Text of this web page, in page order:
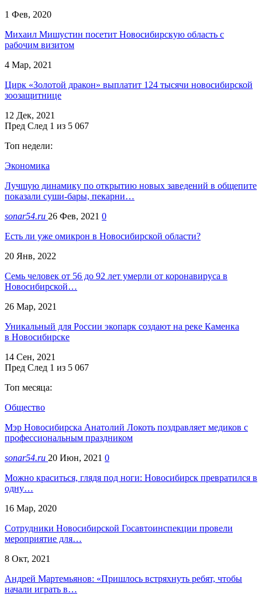
1 Фев, 2020
Михаил Мишустин посетит Новосибирскую область с
рабочим визитом
4 Мар, 2021
Цирк «Золотой дракон» выплатит 124 тысячи новосибирской
зоозащитнице
12 Дек, 2021
Пред След 1 из 5 067
Топ недели:
Экономика
Лучшую динамику по открытию новых заведений в общепите
показали суши-бары, пекарни…
sonar54.ru 26 Фев, 2021 0
Есть ли уже омикрон в Новосибирской области?
20 Янв, 2022
Семь человек от 56 до 92 лет умерли от коронавируса в
Новосибирской…
26 Мар, 2021
Уникальный для России экопарк создают на реке Каменка
в Новосибирске
14 Сен, 2021
Пред След 1 из 5 067
Топ месяца:
Общество
Мэр Новосибирска Анатолий Локоть поздравляет медиков с
профессиональным праздником
sonar54.ru 20 Июн, 2021 0
Можно краситься, глядя под ноги: Новосибирск превратился в
одну…
16 Мар, 2020
Сотрудники Новосибирской Госавтоинспекции провели
мероприятие для…
8 Окт, 2021
Андрей Мартемьянов: «Пришлось встряхнуть ребят, чтобы
начали играть в…